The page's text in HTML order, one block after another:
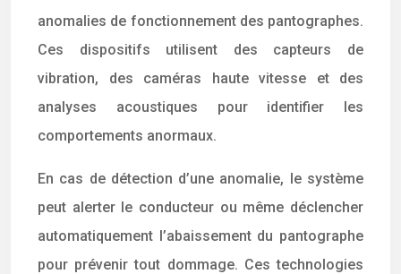
anomalies de fonctionnement des pantographes.
Ces dispositifs utilisent des capteurs de
vibration, des caméras haute vitesse et des
analyses acoustiques pour identifier les
comportements anormaux.
En cas de détection d’une anomalie, le système
peut alerter le conducteur ou même déclencher
automatiquement l’abaissement du pantographe
pour prévenir tout dommage. Ces technologies